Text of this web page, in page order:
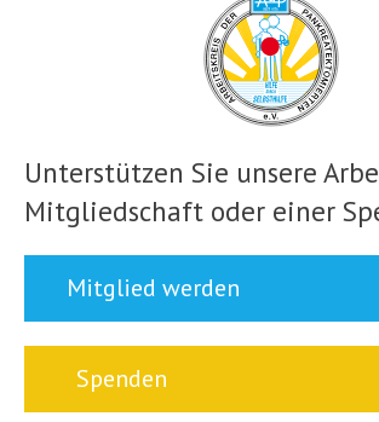
Unterstützen Sie unsere
Mitgliedschaft oder einer
Mitglied werden
Spenden